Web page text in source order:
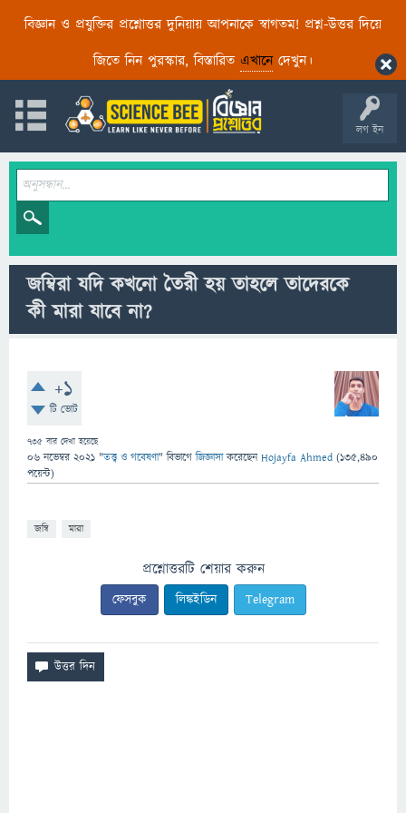
বিজ্ঞান ও প্রযুক্তির প্রশ্নোত্তর দুনিয়ায় আপনাকে স্বাগতম! প্রশ্ন-উত্তর দিয়ে
জিতে নিন পুরস্কার, বিস্তারিত এখানেদেখুন।
লগ ইন
জম্বিরা যদি কখনো তৈরী হয় তাহলে তাদেরকে
কী মারা যাবে না?
+1
টি ভোট
735 বার দেখা হয়েছে
06 নভেম্বর 2021 "তত্ত্ব ও গবেষণা" বিভাগে জিজ্ঞাসাকরেছেনHojayfa Ahmed (135,490
পয়েন্ট)
জম্বি মারা
প্রশ্নোত্তরটি শেয়ার করুন
ফেসবুক লিঙ্কইডিন Telegram